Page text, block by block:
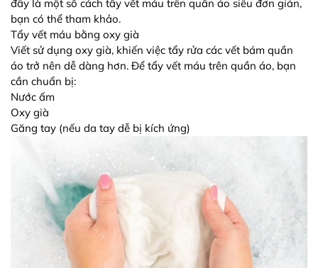
đây là một số cách tẩy vết máu trên quần áo siêu đơn giản,
bạn có thể tham khảo.
Tẩy vết máu bằng oxy già
Viết sử dụng oxy già, khiến việc tẩy rửa các vết bám quần
áo trở nên dễ dàng hơn. Để tẩy vết máu trên quần áo, bạn
cần chuẩn bị:
Nước ấm
Oxy già
Găng tay (nếu da tay dễ bị kích ứng)